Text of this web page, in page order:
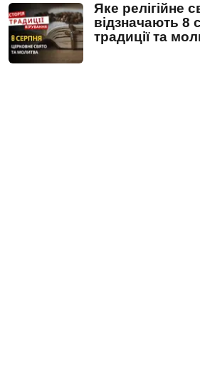
Яке релігійне
відзначають 8
традиції та